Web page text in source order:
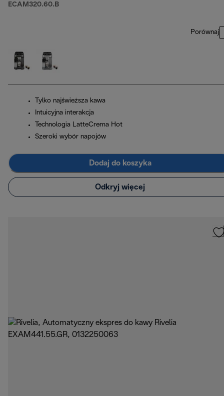
ECAM320.60.B
Porównaj
Tylko najświeższa kawa
Intuicyjna interakcja
Technologia LatteCrema Hot
Szeroki wybór napojów
Dodaj do koszyka
Odkryj więcej